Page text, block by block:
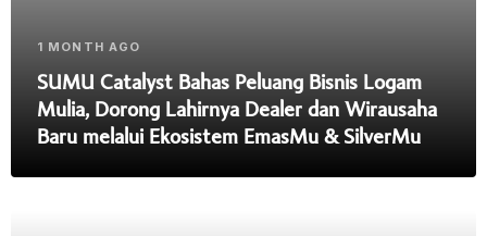
1 MONTH AGO
SUMU Catalyst Bahas Peluang Bisnis Logam
Mulia, Dorong Lahirnya Dealer dan Wirausaha
Baru melalui Ekosistem EmasMu & SilverMu